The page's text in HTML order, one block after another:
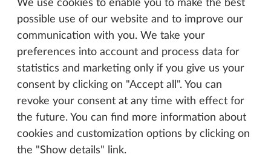
We use cookies to enable you to make the best
possible use of our website and to improve our
communication with you. We take your
preferences into account and process data for
statistics and marketing only if you give us your
consent by clicking on "Accept all". You can
revoke your consent at any time with effect for
the future. You can find more information about
cookies and customization options by clicking on
the "Show details" link.
Construidas para las vacaciones de
invierno